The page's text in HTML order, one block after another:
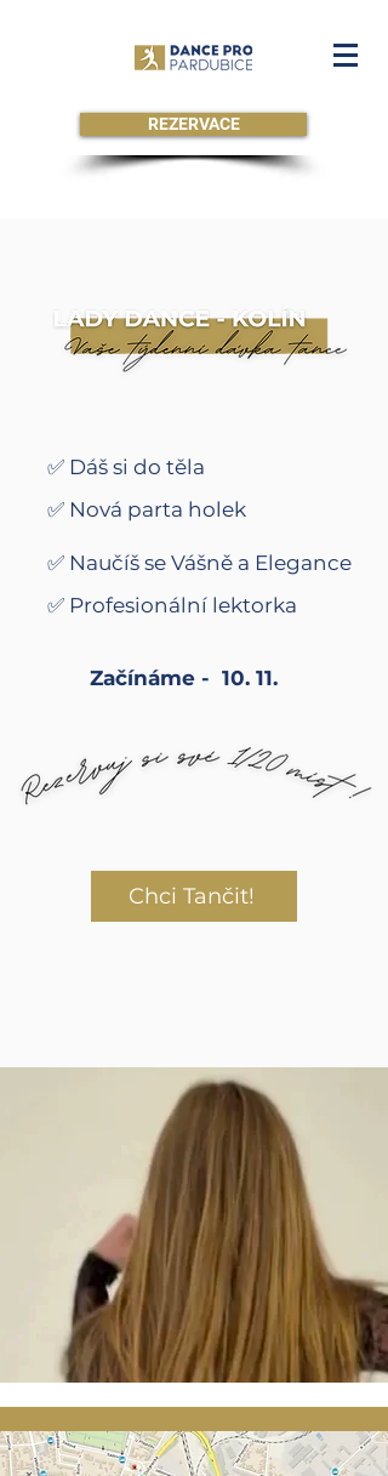
REZERVACE
✅ Dáš si do těla
✅ Nová parta holek
✅ Naučíš se Vášně a Elegance
✅ Profesionální lektorka
Začínáme - 10. 11.
Chci Tančit!